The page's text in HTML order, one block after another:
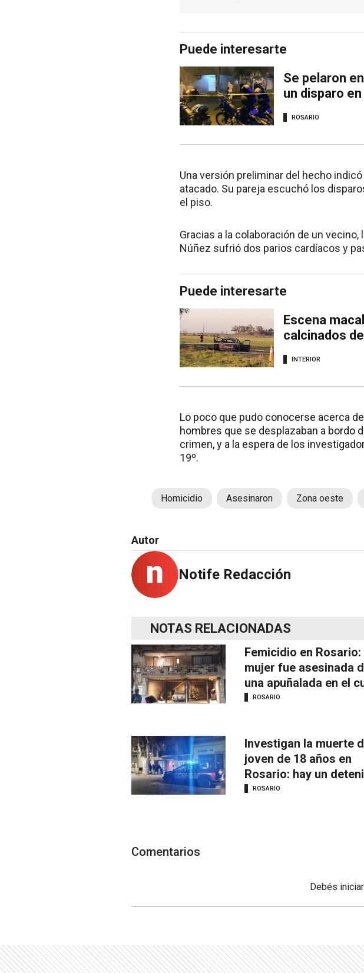
Puede interesarte
Se pelaron
un disparo
ROSARIO
Una versión preliminar del hecho
atacado. Su pareja escuchó los
el piso.
Gracias a la colaboración de un
Núñez sufrió dos parios cardíacos y
Puede interesarte
Escena
calcinados
INTERIOR
Lo poco que pudo conocerse acerca
hombres que se desplazaban a bordo
crimen, y a la espera de los
19º.
Homicidio Asesinaron Zona oeste
Autor
Notife Redacción
NOTAS RELACIONADAS
Femicidio en Rosario:
mujer fue asesinada
una apuñalada en el
ROSARIO
Investigan la muerte
joven de 18 años en
Rosario: hay un
ROSARIO
Comentarios
Debés